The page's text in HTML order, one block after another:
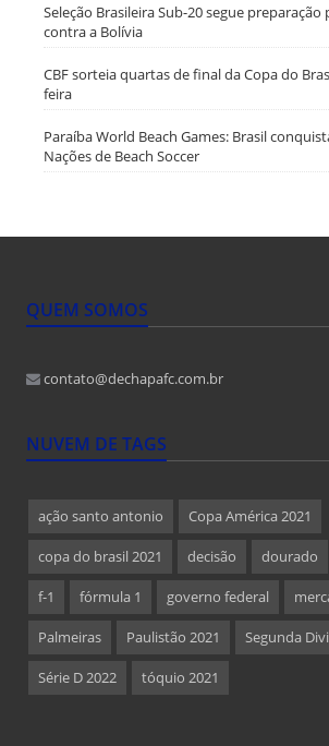
Seleção Brasileira Sub-20 segue
contra a Bolívia
CBF sorteia quartas de final da Copa do
feira
Paraíba World Beach Games: Brasil
Nações de Beach Soccer
QUEM SOMOS
contato@dechapafc.com.br
NUVEM DE TAGS
ação santo antonio Copa América 2021
copa do brasil 2021 decisão dourado
f-1 fórmula 1 governo federal
Palmeiras Paulistão 2021 Segunda
Série D 2022 tóquio 2021